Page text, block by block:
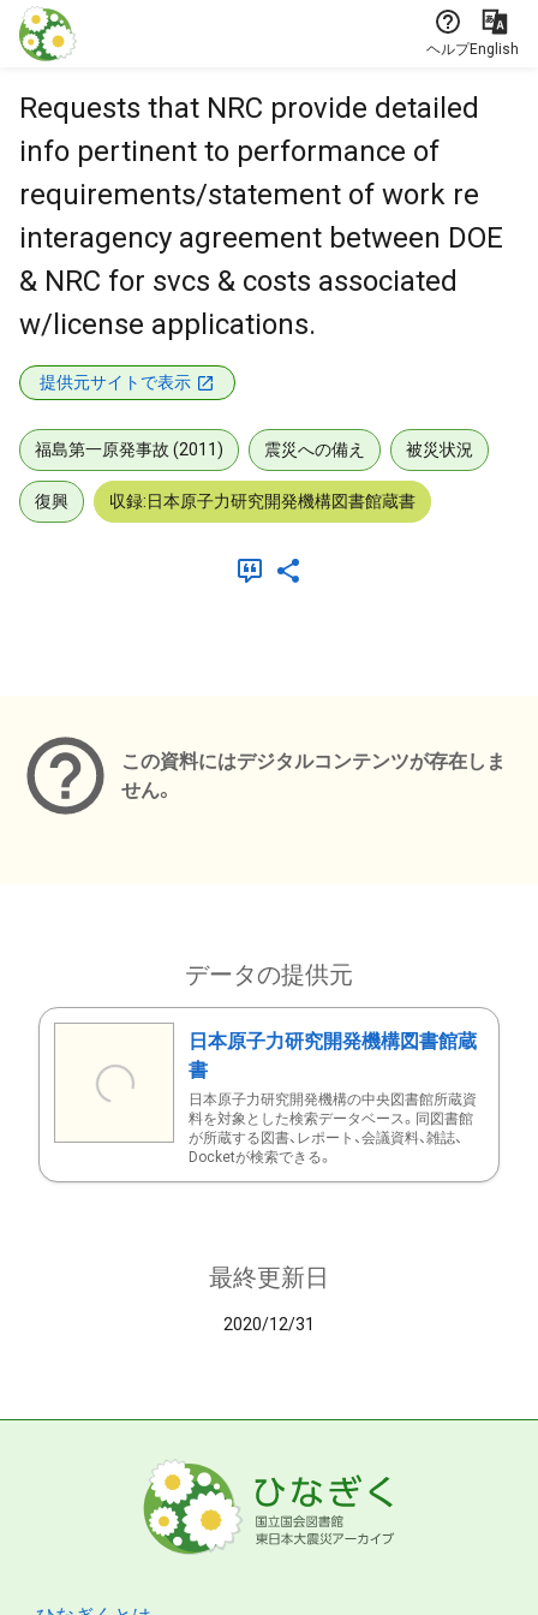
本文に飛ぶ
ヘルプEnglish
Requests that NRC provide detailed
info pertinent to performance of
requirements/statement of work re
interagency agreement between DOE
& NRC for svcs & costs associated
w/license applications.
提供元サイトで表示
福島第一原発事故 (2011) 震災への備え 被災状況
復興 収録:日本原子力研究開発機構図書館蔵書
この資料にはデジタルコンテンツが存在しま
せん。
データの提供元
日本原子力研究開発機構図書館蔵
書
日本原子力研究開発機構の中央図書館所蔵資
料を対象とした検索データベース。同図書館
が所蔵する図書、レポート、会議資料、雑誌、
Docketが検索できる。
最終更新日
2020/12/31